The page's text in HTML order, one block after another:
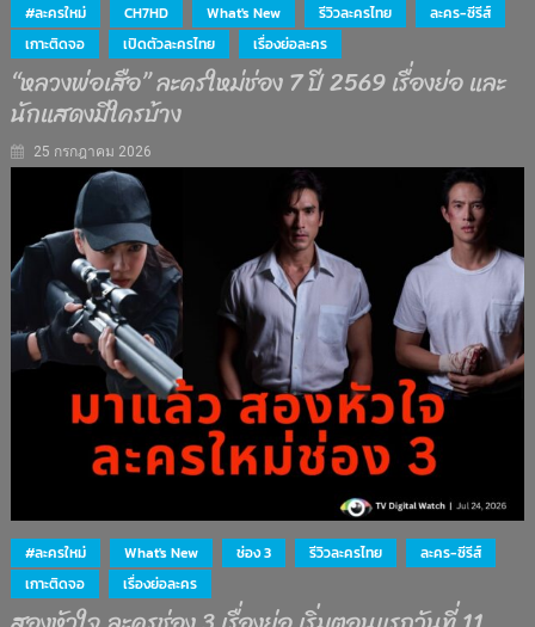
#ละครใหม่ CH7HD What's New รีวิวละครไทย
ละคร-ซีรีส์
เกาะติดจอ
เปิดตัวละครไทย เรื่องย่อละคร
“หลวงพ่อเสือ” ละครใหม่ช่อง 7 ปี 2569 เรื่องย่อ และ
นักแสดงมีใครบ้าง
25 กรกฎาคม 2026
#ละครใหม่ What's New ช่อง 3 รีวิวละครไทย
ละคร-ซีรีส์
เกาะติดจอ
เรื่องย่อละคร